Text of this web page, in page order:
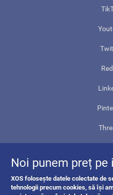
Harta
Noi punem preț
XOS folosește datele colectate de
tehnologii precum cookies, să își